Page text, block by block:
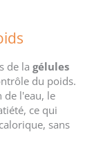
de la gélules
du poids.
de l'eau, le
ce qui
sans